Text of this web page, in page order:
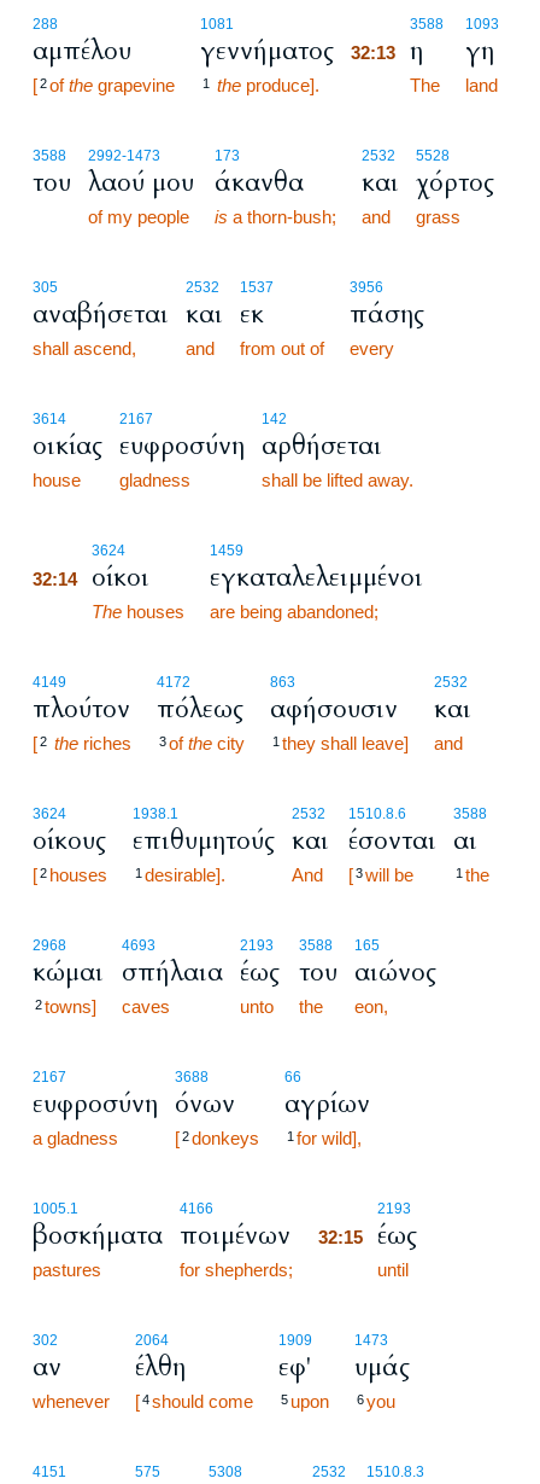
288
αμπέλου
[2ofthe grapevine
1081
γεννήματος
1 the produce].
3588
32:13 η
The
1093
γη
land
3588
του
2992-1473
λαού μου
of my people
173
άκανθα
is a thorn-bush;
2532
και
and
5528
χόρτος
grass
305
αναβήσεται
shall ascend,
2532
και
and
1537
εκ
from out of
3956
πάσης
every
3614
οικίας
house
2167
ευφροσύνη
gladness
142
αρθήσεται
shall be lifted away.
3624
32:14 οίκοι
The houses
1459
εγκαταλελειμμένοι
are being abandoned;
4149
πλούτον
[2 the riches
4172
πόλεως
3ofthe city
863
αφήσουσιν
1 they shall leave]
2532
και
and
3624
οίκους
[2 houses
1938.1
επιθυμητούς
1 desirable].
2532
και
And
1510.8.6
έσονται
[3will be
3588
αι
1 the
2968
κώμαι
2towns]
4693
σπήλαια
caves
2193
έως
unto
3588
του
the
165
αιώνος
eon,
2167
ευφροσύνη
a gladness
3688
όνων
[2donkeys
66
αγρίων
1 for wild],
1005.1
βοσκήματα
pastures
4166
ποιμένων
for shepherds;
2193
32:15 έως
until
302
αν
whenever
2064
έλθη
[4should come
1909
εφ'
5 upon
1473
υμάς
6you
4151 575 5308 2532 1510.8.3